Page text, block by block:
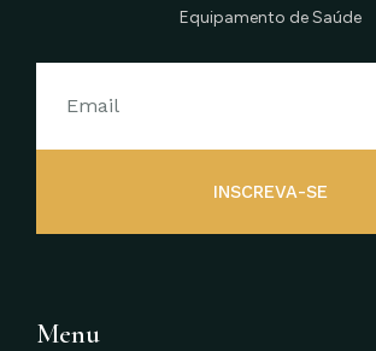
Equipamento de Saúde
INSCREVA-SE
Menu